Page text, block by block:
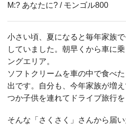
M:? あなたに? / モンゴル800
小さい頃、夏になると毎年家族
していました。朝早くから車に
ングエリア。
ソフトクリームを車の中で食べ
出です。自分も、今年家族が増
つか子供を連れてドライブ旅行を
そんな「さくさく」さんから届